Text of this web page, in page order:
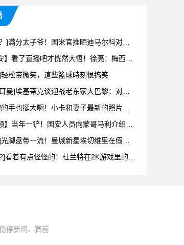
分太子爷！国米官推晒迪马尔科对阵萨索洛攻防合辑
了直播吧才恍然大悟！徐亮：梅西太牛了，决赛必须支持阿根廷
松带微笑，這些籃球時刻很搞笑
蒂克谈迎战老东家大巴黎：对我来说很特别，我已经迫不及待
手也挺大啊！小卡和妻子最新的照片！@
年一铲！国安人员向蒙哥马利介绍张稀哲：你还记得他吗？
盘带一流！曼城新星埃切维里在假期与朋友一起踢球
着有点怪怪的！杜兰特在2K游戏里的变化！
停新闻、赛前